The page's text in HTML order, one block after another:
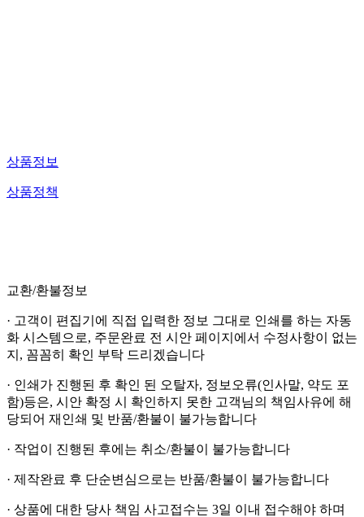
상품정보
상품정책
교환/환불정보
· 고객이 편집기에 직접 입력한 정보 그대로 인쇄를 하는 자동
화 시스템으로, 주문완료 전 시안 페이지에서 수정사항이 없는
지, 꼼꼼히 확인 부탁 드리겠습니다
· 인쇄가 진행된 후 확인 된 오탈자, 정보오류(인사말, 약도 포
함)등은, 시안 확정 시 확인하지 못한 고객님의 책임사유에 해
당되어 재인쇄 및 반품/환불이 불가능합니다
· 작업이 진행된 후에는 취소/환불이 불가능합니다
· 제작완료 후 단순변심으로는 반품/환불이 불가능합니다
· 상품에 대한 당사 책임 사고접수는 3일 이내 접수해야 하며